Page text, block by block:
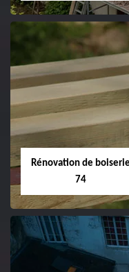
Rénovation de boiserie
74